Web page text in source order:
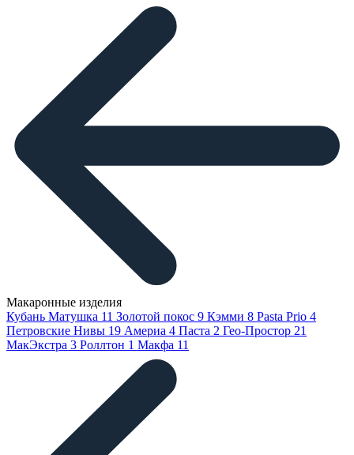
Макаронные изделия
Кубань Матушка 11 Золотой покос 9 Кэмми 8 Pasta Prio 4
Петровские Нивы 19 Америа 4 Паста 2 Гео-Простор 21
МакЭкстра 3 Роллтон 1 Макфа 11